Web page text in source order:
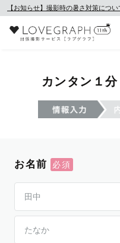
【お知らせ】撮影時の暑さ対策につい
カンタン１
お名前